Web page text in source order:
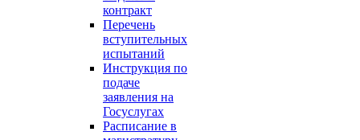
контракт
Перечень
вступительных
испытаний
Инструкция по
подаче
заявления на
Госуслугах
Расписание в